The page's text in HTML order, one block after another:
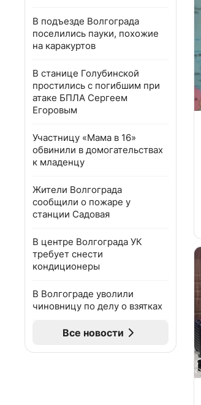
В подъезде Волгограда
поселились пауки, похожие
на каракуртов
В станице Голубинской
простились с погибшим при
атаке БПЛА Сергеем
Егоровым
Участницу «Мама в 16»
обвинили в домогательствах
к младенцу
Жители Волгограда
сообщили о пожаре у
станции Садовая
В центре Волгограда УК
требует снести
кондиционеры
В Волгограде уволили
чиновницу по делу о взятках
Все новости